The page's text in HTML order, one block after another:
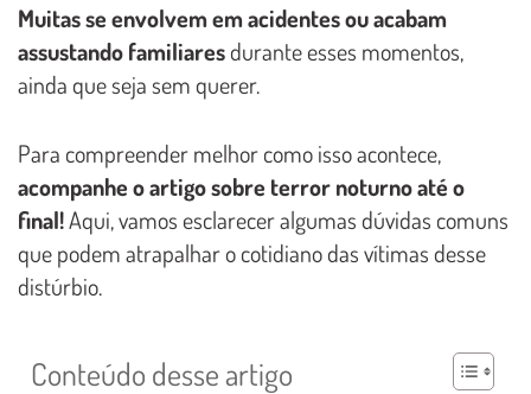
Muitas se envolvem em acidentes ou acabam
assustando familiaresdurante esses momentos,
ainda que seja sem querer.
Para compreender melhor como isso acontece,
acompanhe o artigo sobre terror noturno até o
final!Aqui, vamos esclarecer algumas dúvidas comuns
que podem atrapalhar o cotidiano das vítimas desse
distúrbio.
Conteúdo desse artigo